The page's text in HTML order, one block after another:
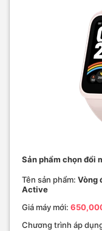
Sản phẩm chọn đổi
Tên sản phẩm: Vòng
Active
Giá máy mới:
Chương trình áp